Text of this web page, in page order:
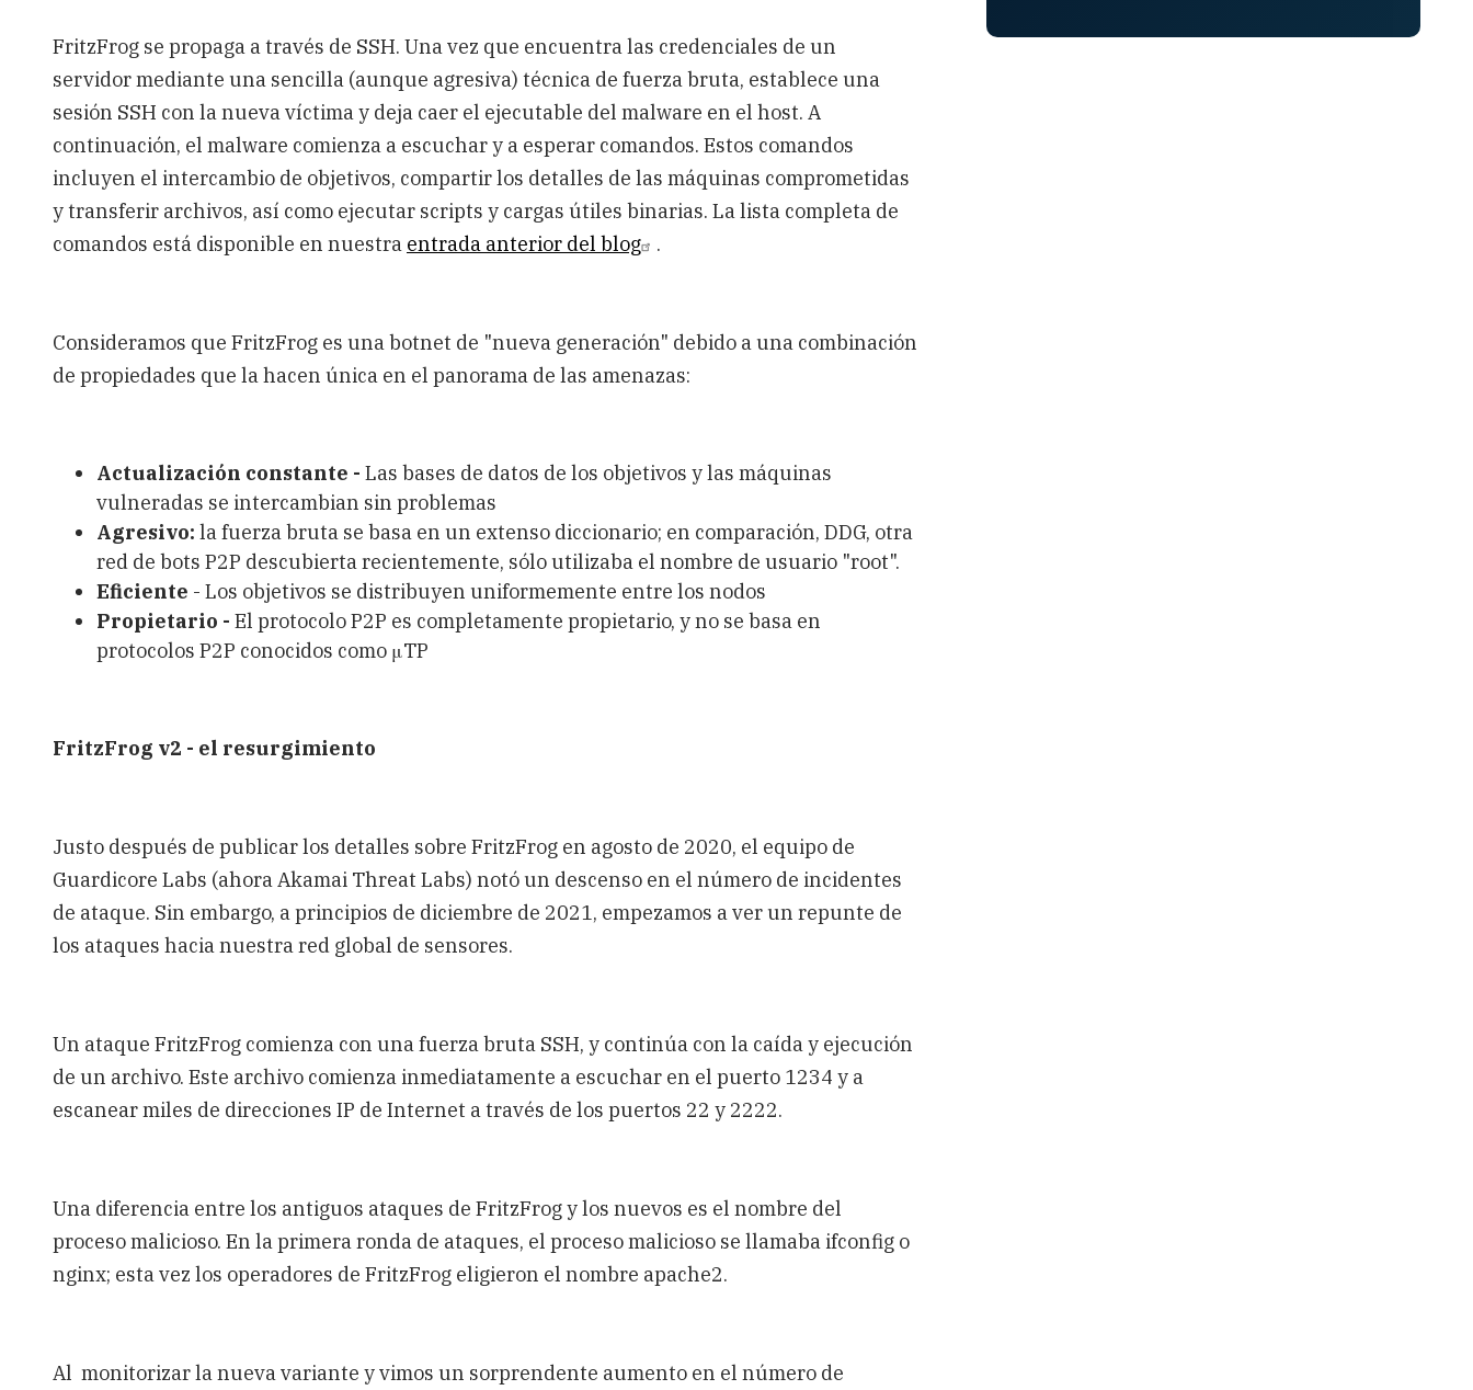
FritzFrog se propaga a través de SSH. Una vez que encuentra las credenciales de un
servidor mediante una sencilla (aunque agresiva) técnica de fuerza bruta, establece una
sesión SSH con la nueva víctima y deja caer el ejecutable del malware en el host. A
continuación, el malware comienza a escuchar y a esperar comandos. Estos comandos
incluyen el intercambio de objetivos, compartir los detalles de las máquinas comprometidas
y transferir archivos, así como ejecutar scripts y cargas útiles binarias. La lista completa de
comandos está disponible en nuestra entrada anterior del blog .
Consideramos que FritzFrog es una botnet de "nueva generación" debido a una combinación
de propiedades que la hacen única en el panorama de las amenazas:
Actualización constante - Las bases de datos de los objetivos y las máquinas
vulneradas se intercambian sin problemas
Agresivo: la fuerza bruta se basa en un extenso diccionario; en comparación, DDG, otra
red de bots P2P descubierta recientemente, sólo utilizaba el nombre de usuario "root".
Eficiente - Los objetivos se distribuyen uniformemente entre los nodos
Propietario - El protocolo P2P es completamente propietario, y no se basa en
protocolos P2P conocidos como μTP
FritzFrog v2 - el resurgimiento
Justo después de publicar los detalles sobre FritzFrog en agosto de 2020, el equipo de
Guardicore Labs (ahora Akamai Threat Labs) notó un descenso en el número de incidentes
de ataque. Sin embargo, a principios de diciembre de 2021, empezamos a ver un repunte de
los ataques hacia nuestra red global de sensores.
Un ataque FritzFrog comienza con una fuerza bruta SSH, y continúa con la caída y ejecución
de un archivo. Este archivo comienza inmediatamente a escuchar en el puerto 1234 y a
escanear miles de direcciones IP de Internet a través de los puertos 22 y 2222.
Una diferencia entre los antiguos ataques de FritzFrog y los nuevos es el nombre del
proceso malicioso. En la primera ronda de ataques, el proceso malicioso se llamaba ifconfig o
nginx; esta vez los operadores de FritzFrog eligieron el nombre apache2.
Al monitorizar la nueva variante y vimos un sorprendente aumento en el número de